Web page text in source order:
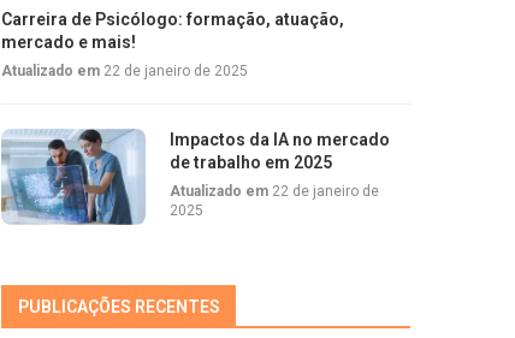
Carreira de Psicólogo: formação, atuação,
mercado e mais!
Atualizado em 22 de janeiro de 2025
Impactos da IA no mercado
de trabalho em 2025
Atualizado em 22 de janeiro de
2025
PUBLICAÇÕES RECENTES